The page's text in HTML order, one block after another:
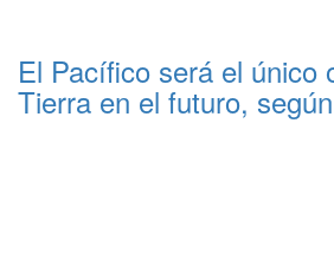
El Pacífico será el único
Tierra en el futuro,